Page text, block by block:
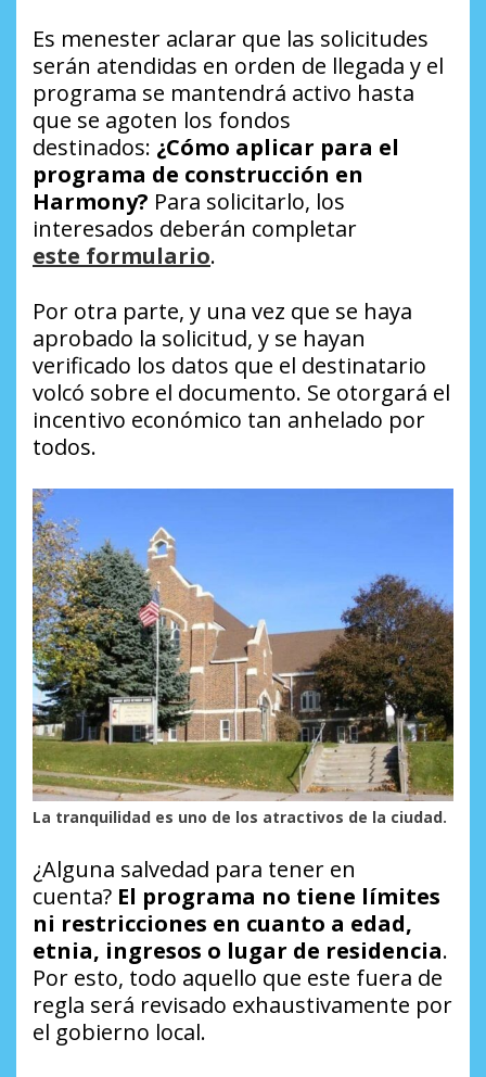
Es menester aclarar que las solicitudes
serán atendidas en orden de llegada y el
programa se mantendrá activo hasta
que se agoten los fondos
destinados: ¿Cómo aplicar para el
programa de construcción en
Harmony? Para solicitarlo, los
interesados deberán completar
este formulario.
Por otra parte, y una vez que se haya
aprobado la solicitud, y se hayan
verificado los datos que el destinatario
volcó sobre el documento. Se otorgará el
incentivo económico tan anhelado por
todos.
La tranquilidad es uno de los atractivos de la ciudad.
¿Alguna salvedad para tener en
cuenta? El programa no tiene límites
ni restricciones en cuanto a edad,
etnia, ingresos o lugar de residencia.
Por esto, todo aquello que este fuera de
regla será revisado exhaustivamente por
el gobierno local.